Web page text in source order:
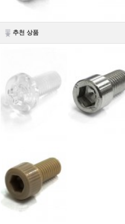
추천 상품